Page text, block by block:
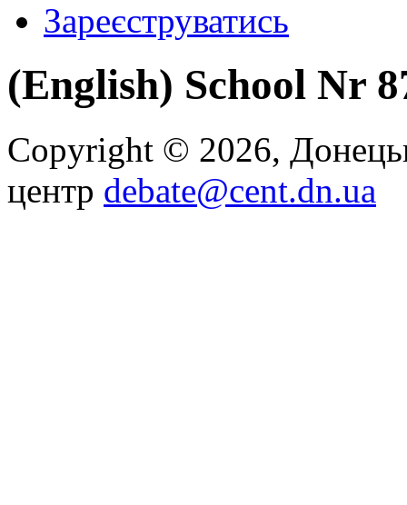
Зареєструватись
(English) School Nr
Copyright © 2026,
центр debate@cent.dn.ua